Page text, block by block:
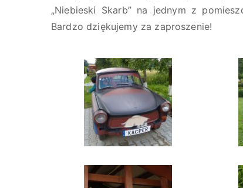
„Niebieski Skarb” na jednym z
Bardzo dziękujemy za zaproszenie!